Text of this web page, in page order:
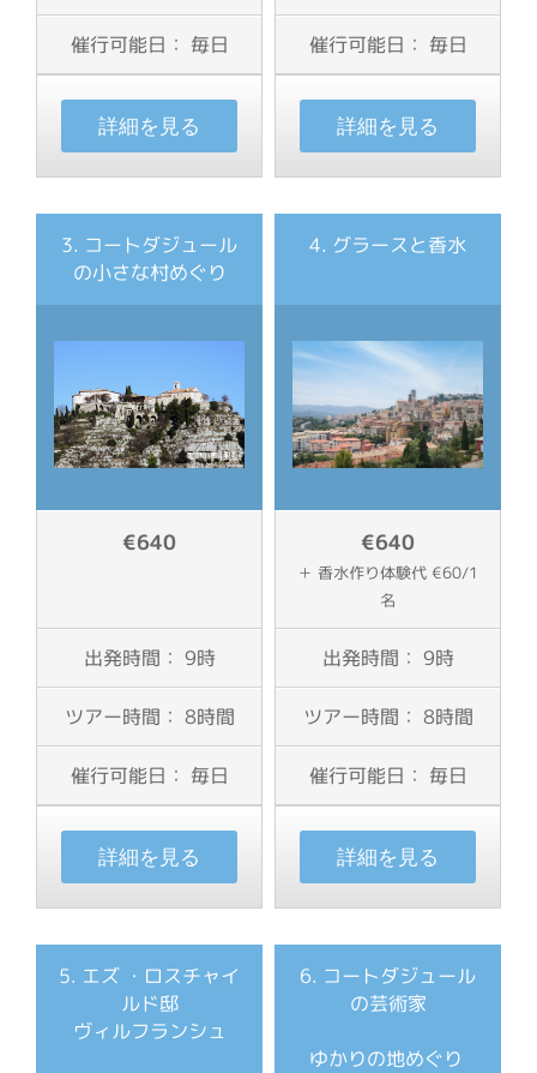
催行可能日： 毎日
詳細を見る
催行可能日： 毎日
詳細を見る
3. コートダジュール
の小さな村めぐり
€640
出発時間： 9時
ツアー時間： 8時間
催行可能日： 毎日
詳細を見る
4. グラースと香水
€640
＋ 香水作り体験代 €60/1
名
出発時間： 9時
ツアー時間： 8時間
催行可能日： 毎日
詳細を見る
5. エズ ・ ロスチャイ
ルド邸
ヴィルフランシュ
6. コートダジュール
の芸術家
ゆかりの地めぐり